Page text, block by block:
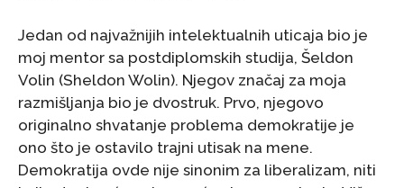
Jedan od najvažnijih intelektualnih uticaja bio je
moj mentor sa postdiplomskih studija, Šeldon
Volin (Sheldon Wolin). Njegov značaj za moja
razmišljanja bio je dvostruk. Prvo, njegovo
originalno shvatanje problema demokratije je
ono što je ostavilo trajni utisak na mene.
Demokratija ovde nije sinonim za liberalizam, niti